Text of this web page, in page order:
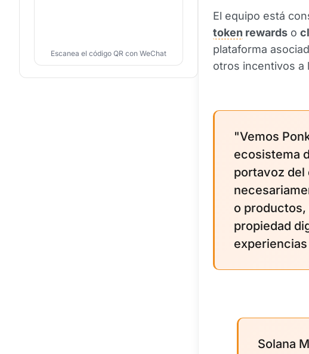
El equipo está
token rewards o
plataforma
otros incentivos a
"Vemos
ecosistema
portavoz del
o productos,
propiedad
Solana
Escanea el código QR con WeChat